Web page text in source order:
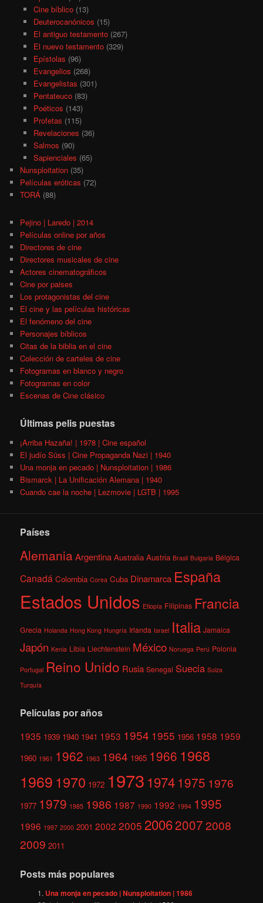
Cine bíblico(13)
Deuterocanónicos (15)
El antiguo testamento(267)
El nuevo testamento(329)
Epístolas (96)
Evangelios (268)
Evangelistas (301)
Pentateuco(83)
Poéticos (143)
Profetas (115)
Revelaciones (36)
Salmos (90)
Sapienciales (65)
Nunsploitation (35)
Películas eróticas (72)
TORÁ (88)
Pejino | Laredo | 2014
Películas online por años
Directores de cine
Directores musicales de cine
Actores cinematográficos
Cine por paises
Los protagonistas del cine
El cine y las películas históricas
El fenómeno del cine
Personajes bíblicos
Citas de la biblia en el cine
Colección de carteles de cine
Fotogramas en blanco y negro
Fotogramas en color
Escenas de Cine clásico
Últimas pelis puestas
¡Arriba Hazaña! | 1978 | Cine español
El judío Süss | Cine Propaganda Nazi | 1940
Una monja en pecado | Nunsploitation | 1986
Bismarck | La Unificación Alemana | 1940
Cuando cae la noche | Lezmovie | LGTB | 1995
Países
AlemaniaArgentina Australia Austria Brasil Bulgaria Bélgica
Canadá Colombia Corea Cuba Dinamarca España
Estados Unidos Etiopía Filipinas Francia
Grecia Holanda Hong Kong Hungría Irlanda Israel Italia Jamaica
Japón Kenia Libia Liechtenstein México Noruega Perú Polonia
Portugal Reino Unido Rusia Senegal Suecia Suiza
Turquía
Películas por años
1935 1939 1940 1941 1953 1954 1955 1956 1958 1959
1960 1961 1962 1963 1964 1965 1966 1968
1969 1970 1972 1973 1974 1975 1976
1977 1979 1985 1986 1987 1990 1992 1994 1995
1996 1997 2000 2001 2002 2005 200620072008
2009 2011
Posts más populares
Una monja en pecado | Nunsploitation | 1986